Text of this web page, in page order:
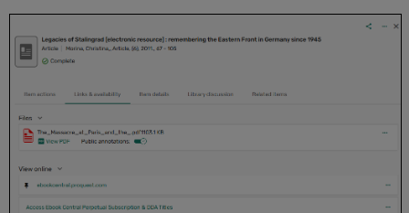
autorización
de
de
autor
a
la
Solicitar
digitalización